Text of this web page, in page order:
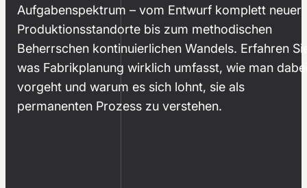
Aufgabenspektrum – vom Entwurf komplett neuer
Produktionsstandorte bis zum methodischen
Beherrschen kontinuierlichen Wandels. Erfahren
was Fabrikplanung wirklich umfasst, wie man
vorgeht und warum es sich lohnt, sie als
permanenten Prozess zu verstehen.